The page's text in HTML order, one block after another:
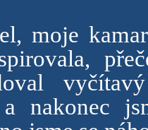
moje
nakonec